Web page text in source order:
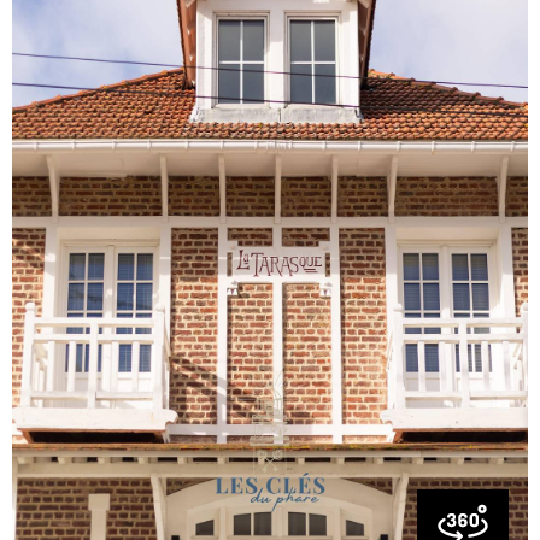
RÈGLEMENT – GESTION DES DÉCHETS Maisons & Villas
Afin de respecter les règles de la commune du Touquet
ainsi que la propreté des logements, les déchets ne doivent
en aucun cas être déposés dans les poubelles privatives de
la maison ou de la villa. Les locataires doivent
obligatoirement utiliser les conteneurs publics de la ville du
Touquet prévus pour : les déchets ménagers, les
emballages recyclables, le verre. ?? Tout dépôt de déchets
dans les poubelles de la propriété entraînera la facturation
d’un forfait de 250 €. Nous vous remercions de respecter
ces consignes afin de préserver la qualité des lieux et le
confort de chacun.
VOIR LE BIEN